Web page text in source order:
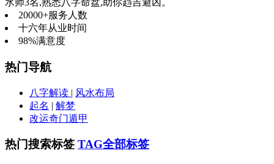
水师3名,熟悉八字命盘,助你趋吉避凶。
20000+服务人数
十六年从业时间
98%满意度
热门导航
八字解读 | 风水布局
起名 | 解梦
改运奇门遁甲
热门搜索标签 TAG全部标签